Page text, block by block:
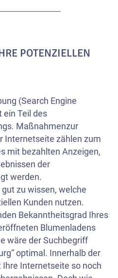
POTENZIELLEN
(Search Engine
ein Teil des
Maßnahmenzur
Internetseite zählen zum
mit bezahlten Anzeigen,
der
werden.
zu wissen, welche
Kunden nutzen.
Bekanntheitsgrad Ihres
Blumenladens
wäre der Suchbegriff
optimal. Innerhalb der
Ihre Internetseite so noch